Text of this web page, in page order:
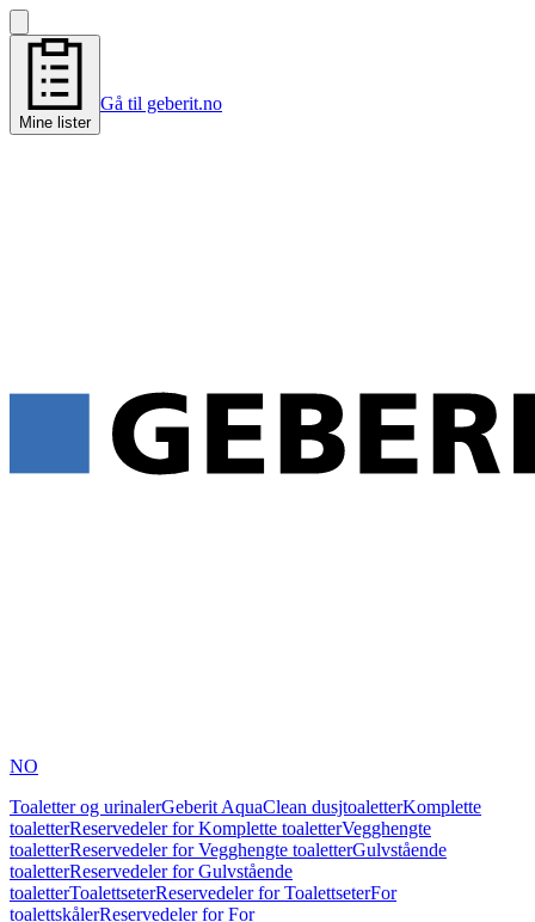
Mine lister
Gå til geberit.no
NO
Toaletter og urinalerGeberit AquaClean dusjtoaletterKomplette
toaletterReservedeler for Komplette toaletterVegghengte
toaletterReservedeler for Vegghengte toaletterGulvstående
toaletterReservedeler for Gulvstående
toaletterToalettseterReservedeler for ToalettseterFor
toalettskålerReservedeler for For